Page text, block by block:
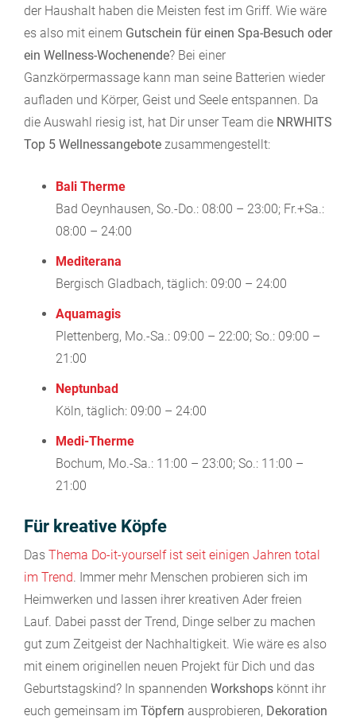
der Haushalt haben die Meisten fest im Griff. Wie wäre
es also mit einem Gutschein für einen Spa-Besuch oder
ein Wellness-Wochenende? Bei einer
Ganzkörpermassage kann man seine Batterien wieder
aufladen und Körper, Geist und Seele entspannen. Da
die Auswahl riesig ist, hat Dir unser Team die NRWHITS
Top 5 Wellnessangebote zusammengestellt:
Bali Therme
Bad Oeynhausen, So.-Do.: 08:00 – 23:00; Fr.+Sa.:
08:00 – 24:00
Mediterana
Bergisch Gladbach, täglich: 09:00 – 24:00
Aquamagis
Plettenberg, Mo.-Sa.: 09:00 – 22:00; So.: 09:00 –
21:00
Neptunbad
Köln, täglich: 09:00 – 24:00
Medi-Therme
Bochum, Mo.-Sa.: 11:00 – 23:00; So.: 11:00 –
21:00
Für kreative Köpfe
Das Thema Do-it-yourself ist seit einigen Jahren total
im Trend . Immer mehr Menschen probieren sich im
Heimwerken und lassen ihrer kreativen Ader freien
Lauf. Dabei passt der Trend, Dinge selber zu machen
gut zum Zeitgeist der Nachhaltigkeit. Wie wäre es also
mit einem originellen neuen Projekt für Dich und das
Geburtstagskind? In spannenden Workshops könnt ihr
euch gemeinsam im Töpfern ausprobieren, Dekoration